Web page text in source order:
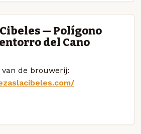
— Polígono
del Cano
de brouwerij: